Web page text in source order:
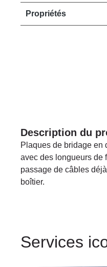
Propriétés
Description du
Plaques de bridage en
avec des longueurs de
passage de câbles
boîtier.
Services